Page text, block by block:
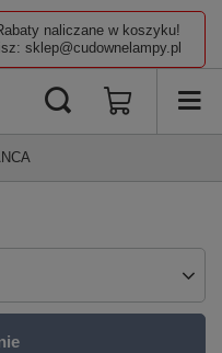
naliczane w koszyku!
sklep@cudownelampy.pl